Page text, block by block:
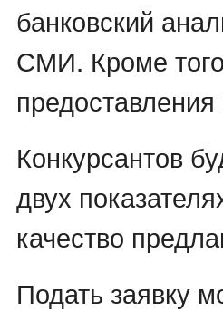
банковский
СМИ. Кроме
Конкурсантов
двух
качество
Подать заявку